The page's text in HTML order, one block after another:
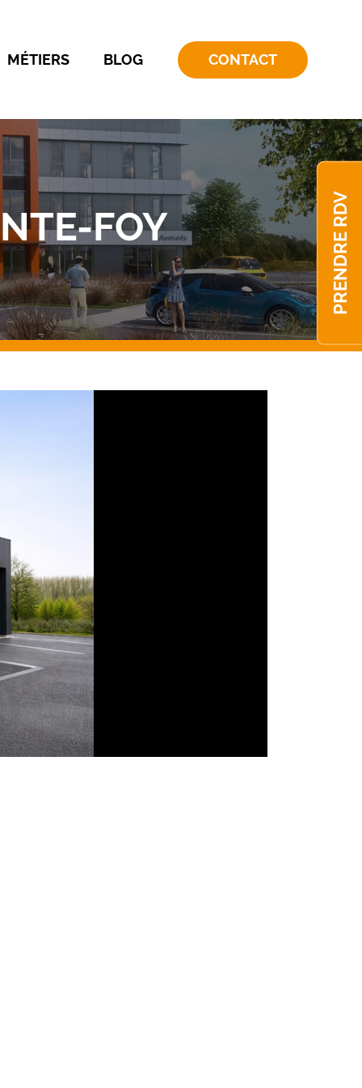
MÉTIERS BLOG CONTACT
FOY PRENDRE RDV